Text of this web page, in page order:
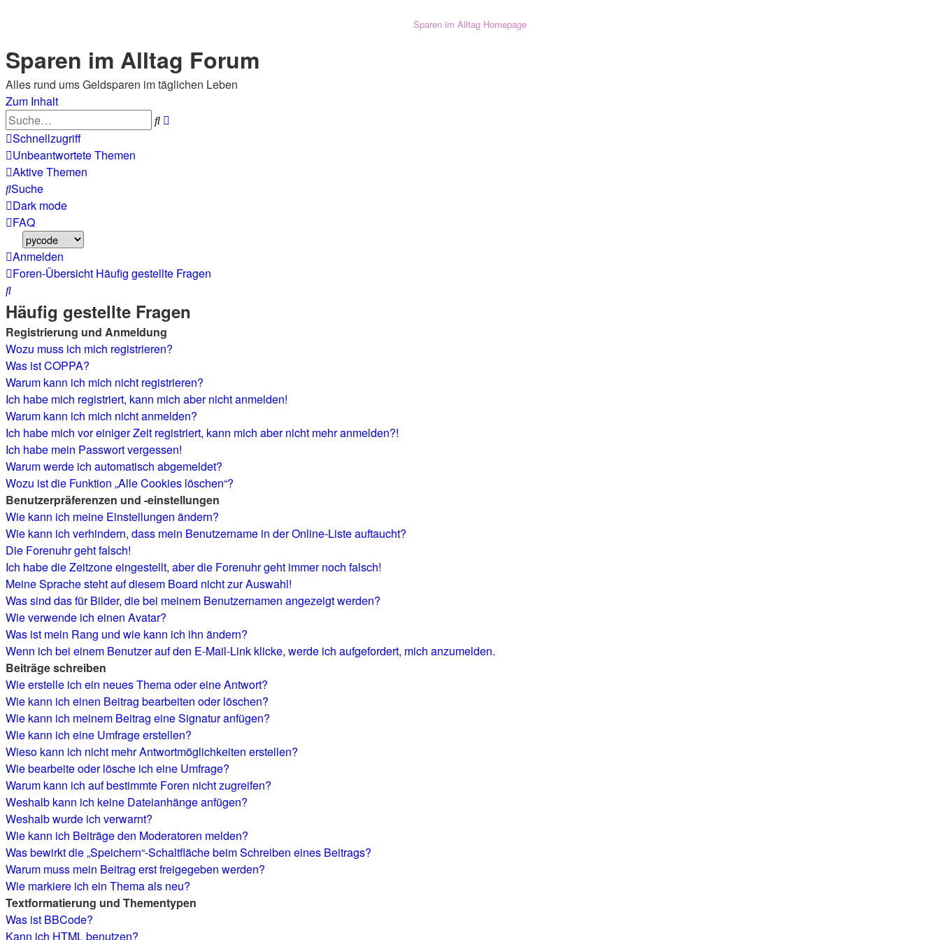
Sparen im Alltag Homepage(Opens a new tab)
Sparen im Alltag Forum
Alles rund ums Geldsparen im täglichen Leben
Zum Inhalt
Suche
Schnellzugriff
Unbeantwortete Themen
Aktive Themen
Suche
Dark mode
FAQ
Anmelden
Foren-Übersicht Häufig gestellte Fragen
Suche
Häufig gestellte Fragen
Registrierung und Anmeldung
Wozu muss ich mich registrieren?
Was ist COPPA?
Warum kann ich mich nicht registrieren?
Ich habe mich registriert, kann mich aber nicht anmelden!
Warum kann ich mich nicht anmelden?
Ich habe mich vor einiger Zeit registriert, kann mich aber nicht mehr anmelden?!
Ich habe mein Passwort vergessen!
Warum werde ich automatisch abgemeldet?
Wozu ist die Funktion „Alle Cookies löschen“?
Benutzerpräferenzen und -einstellungen
Wie kann ich meine Einstellungen ändern?
Wie kann ich verhindern, dass mein Benutzername in der Online-Liste auftaucht?
Die Forenuhr geht falsch!
Ich habe die Zeitzone eingestellt, aber die Forenuhr geht immer noch falsch!
Meine Sprache steht auf diesem Board nicht zur Auswahl!
Was sind das für Bilder, die bei meinem Benutzernamen angezeigt werden?
Wie verwende ich einen Avatar?
Was ist mein Rang und wie kann ich ihn ändern?
Wenn ich bei einem Benutzer auf den E-Mail-Link klicke, werde ich aufgefordert, mich anzumelden.
Beiträge schreiben
Wie erstelle ich ein neues Thema oder eine Antwort?
Wie kann ich einen Beitrag bearbeiten oder löschen?
Wie kann ich meinem Beitrag eine Signatur anfügen?
Wie kann ich eine Umfrage erstellen?
Wieso kann ich nicht mehr Antwortmöglichkeiten erstellen?
Wie bearbeite oder lösche ich eine Umfrage?
Warum kann ich auf bestimmte Foren nicht zugreifen?
Weshalb kann ich keine Dateianhänge anfügen?
Weshalb wurde ich verwarnt?
Wie kann ich Beiträge den Moderatoren melden?
Was bewirkt die „Speichern“-Schaltfläche beim Schreiben eines Beitrags?
Warum muss mein Beitrag erst freigegeben werden?
Wie markiere ich ein Thema als neu?
Textformatierung und Thementypen
Was ist BBCode?
Kann ich HTML benutzen?